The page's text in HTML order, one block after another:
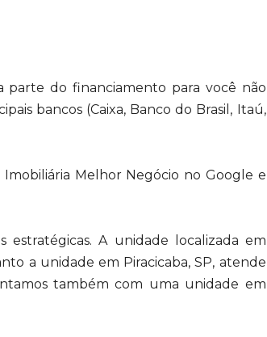
parte do financiamento para você não
bancos (Caixa, Banco do Brasil, Itaú,
Melhor Negócio no Google e
A unidade localizada em
a unidade em Piracicaba, SP, atende
também com uma unidade em